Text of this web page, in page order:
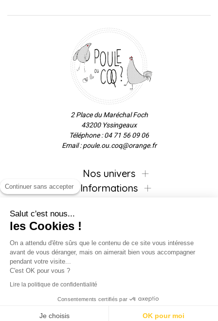
2 Place du Maréchal Foch
43200 Yssingeaux
Téléphone : 04 71 56 09 06
Email : poule.ou.coq@orange.fr
Nos univers
Informations
Inscrivez-vous à la newsletter !
Continuer sans accepter
Salut c'est nous...
les Cookies !
On a attendu d'être sûrs que le contenu de ce site vous intéresse
avant de vous déranger, mais on aimerait bien vous accompagner
pendant votre visite...
C'est OK pour vous ?
Lire la politique de confidentialité
Consentements certifiés par
Je choisis OK pour moi